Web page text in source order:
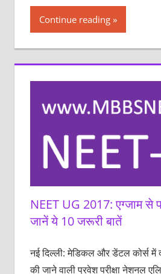
Continue reading
NEET UG 2017: एग्‍जाम से
जानें ये 10 जरूरी बातें
नई दिल्‍ली: मेडिकल और डेंटल कोर्स में
की जाने वाली प्रवेश परीक्षा नेशनल